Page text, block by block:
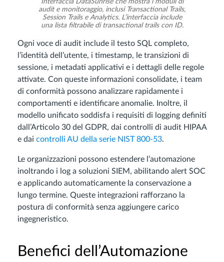
audit e monitoraggio, inclusi Transactional Trails,
Session Trails e Analytics. L’interfaccia include
una lista filtrabile di transactional trails con ID.
Ogni voce di audit include il testo SQL completo,
l’identità dell’utente, i timestamp, le transizioni di
sessione, i metadati applicativi e i dettagli delle regole
attivate. Con queste informazioni consolidate, i team
di conformità possono analizzare rapidamente i
comportamenti e identificare anomalie. Inoltre, il
modello unificato soddisfa i requisiti di logging definiti
dall’Articolo 30 del GDPR, dai controlli di audit HIPAA
e dai controlli AU della serie NIST 800-53.
Le organizzazioni possono estendere l’automazione
inoltrando i log a soluzioni SIEM, abilitando alert SOC
e applicando automaticamente la conservazione a
lungo termine. Queste integrazioni rafforzano la
postura di conformità senza aggiungere carico
ingegneristico.
Benefici dell’Automazione